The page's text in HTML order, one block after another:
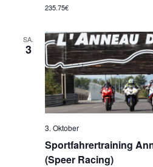
235.75€
SA.
3
Sportfahrertraining
(Speer Racing)
3. Oktober